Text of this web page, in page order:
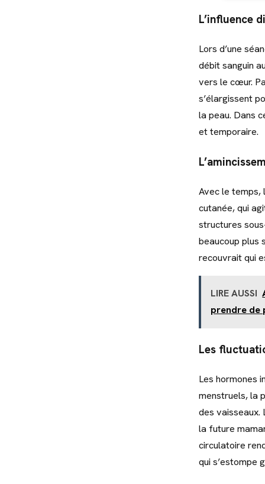
L’influence
Lors d’une
débit sanguin
vers le cœur.
s’élargissent
la peau. Dans
et temporaire.
Avec le temps,
cutanée, qui
structures
beaucoup plus
recouvrait qui
LIRE AUSSI
prendre de
Les
Les hormones
menstruels, la
des vaisseaux.
la future
circulatoire
qui s’estompe